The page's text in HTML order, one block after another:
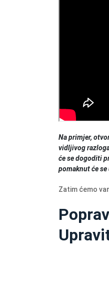
Na primjer,
vidljivog
će se dogoditi
pomaknut će
Zatim ćemo